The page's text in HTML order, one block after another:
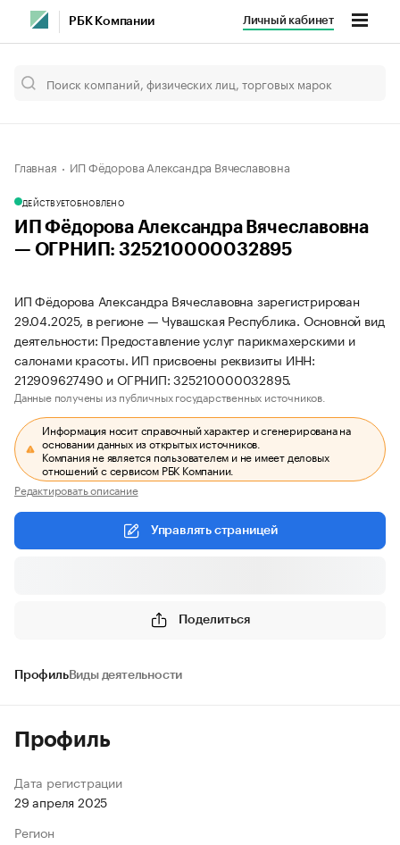
РБК Компании Личный кабинет
Главная ИП Фёдорова Александра Вячеславовна
ДЕЙСТВУЕТОБНОВЛЕНО
ИП Фёдорова Александра Вячеславовна
— ОГРНИП: 325210000032895
ИП Фёдорова Александра Вячеславовна зарегистрирован
29.04.2025, в регионе — Чувашская Республика. Основной вид
деятельности: Предоставление услуг парикмахерскими и
салонами красоты. ИП присвоены реквизиты ИНН:
212909627490 и ОГРНИП: 325210000032895.
Данные получены из публичных государственных источников.
Информация носит справочный характер и сгенерирована на
основании данных из открытых источников.
Компания не является пользователем и не имеет деловых
отношений с сервисом РБК Компании.
Редактировать описание
Управлять страницей
Поделиться
ПрофильВиды деятельности
Профиль
Дата регистрации
29 апреля 2025
Регион